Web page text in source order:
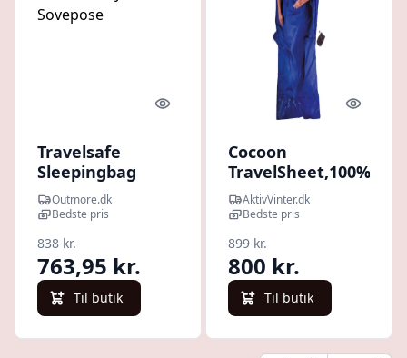
Quick look
Travelsafe
Sleepingbag
Inlet Silk
Mummy -
Outmore.dk
Bedste pris
838 kr.
763,95 kr.
Til butik
Quick
Cocoon
TravelSheet,100%
Silk, Sovepose,
ultramarine blue
AktivVinter.dk
Bedste pris
899 kr.
800 kr.
Til butik